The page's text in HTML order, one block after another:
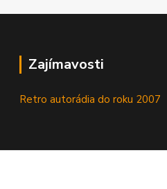
Zajímavosti
Retro autorádia do roku 2007